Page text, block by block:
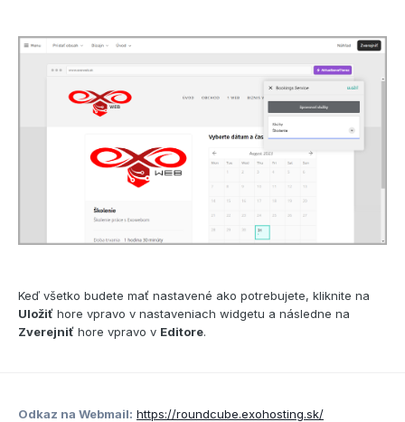
Keď všetko budete mať nastavené ako potrebujete, kliknite na
Uložiť hore vpravo v nastaveniach widgetu a následne na
Zverejniť hore vpravo v Editore.
Odkaz na Webmail: https://roundcube.exohosting.sk/